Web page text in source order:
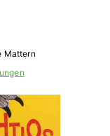
Mattern